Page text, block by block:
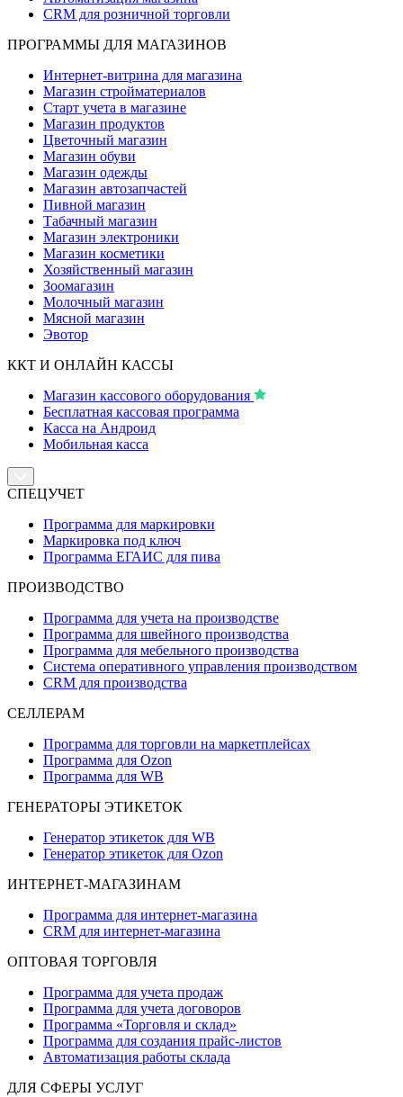
CRM для розничной торговли
ПРОГРАММЫ ДЛЯ МАГАЗИНОВ
Интернет-витрина для магазина
Магазин стройматериалов
Старт учета в магазине
Магазин продуктов
Цветочный магазин
Магазин обуви
Магазин одежды
Магазин автозапчастей
Пивной магазин
Табачный магазин
Магазин электроники
Магазин косметики
Хозяйственный магазин
Зоомагазин
Молочный магазин
Мясной магазин
Эвотор
ККТ И ОНЛАЙН КАССЫ
Магазин кассового оборудования
Бесплатная кассовая программа
Касса на Андроид
Мобильная касса
СПЕЦУЧЕТ
Программа для маркировки
Маркировка под ключ
Программа ЕГАИС для пива
ПРОИЗВОДСТВО
Программа для учета на производстве
Программа для швейного производства
Программа для мебельного производства
Система оперативного управления производством
CRM для производства
СЕЛЛЕРАМ
Программа для торговли на маркетплейсах
Программа для Ozon
Программа для WB
ГЕНЕРАТОРЫ ЭТИКЕТОК
Генератор этикеток для WB
Генератор этикеток для Ozon
ИНТЕРНЕТ-МАГАЗИНАМ
Программа для интернет-магазина
CRM для интернет-магазина
ОПТОВАЯ ТОРГОВЛЯ
Программа для учета продаж
Программа для учета договоров
Программа «Торговля и склад»
Программа для создания прайс‑листов
Автоматизация работы склада
ДЛЯ СФЕРЫ УСЛУГ